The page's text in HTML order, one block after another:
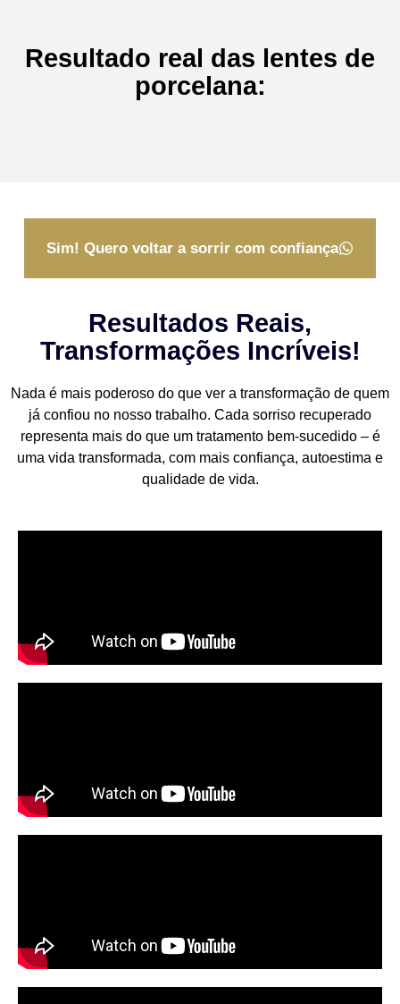
Resultado real das lentes de
porcelana:
Sim! Quero voltar a sorrir com confiança
Resultados Reais,
Transformações Incríveis!
Nada é mais poderoso do que ver a transformação de quem
já confiou no nosso trabalho. Cada sorriso recuperado
representa mais do que um tratamento bem-sucedido – é
uma vida transformada, com mais confiança, autoestima e
qualidade de vida.